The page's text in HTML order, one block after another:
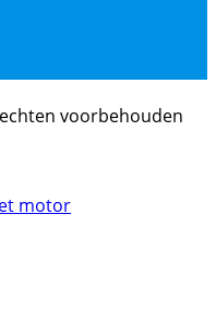
voorbehouden
motor